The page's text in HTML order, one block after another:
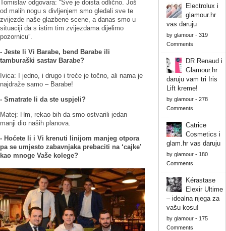
Tomislav odgovara: “Sve je doista odlično. Još
od malih nogu s divljenjem smo gledali sve te
zvijezde naše glazbene scene, a danas smo u
situaciji da s istim tim zvijezdama dijelimo
pozornicu”.
- Jeste li Vi Barabe, bend Barabe ili
tamburaški sastav Barabe?
Ivica: I jedno, i drugo i treće je točno, ali nama je
najdraže samo – Barabe!
- Smatrate li da ste uspjeli?
Matej: Hm, rekao bih da smo ostvarili jedan
manji dio naših planova.
- Hoćete li i Vi krenuti linijom manjeg otpora
pa se umjesto zabavnjaka prebaciti na ‘cajke’
kao mnoge Vaše kolege?
Electrolux i
glamour.hr
vas daruju
by glamour- 319
Comments
DR Renaud i
Glamour.hr
daruju vam tri Iris
Lift kreme!
by glamour- 278
Comments
Catrice
Cosmetics i
glam.hr vas daruju
by glamour- 180
Comments
Kérastase
Elexir Ultime
– idealna njega za
vašu kosu!
by glamour- 175
Comments